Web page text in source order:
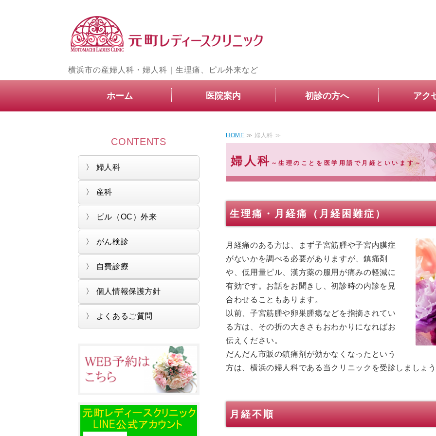
横浜市の産婦人科・婦人科｜生理痛、ピル外来など
ホーム 医院案内 初診の方へ アク
HOME ≫ 婦人科 ≫
婦人科 ～生理のことを医学用語で月経といいます～
生理痛・月経痛（月経困難症）
月経痛のある方は、まず子宮筋腫や子宮内膜症
がないかを調べる必要がありますが、鎮痛剤
や、低用量ピル、漢方薬の服用が痛みの軽減に
有効です。お話をお聞きし、初診時の内診を見
合わせることもあります。
以前、子宮筋腫や卵巣腫瘍などを指摘されてい
る方は、その折の大きさもおわかりになればお
伝えください。
だんだん市販の鎮痛剤が効かなくなったという
方は、横浜の婦人科である当クリニックを受診しましょ
月経不順
CONTENTS
婦人科
産科
ピル（OC）外来
がん検診
自費診療
個人情報保護方針
よくあるご質問